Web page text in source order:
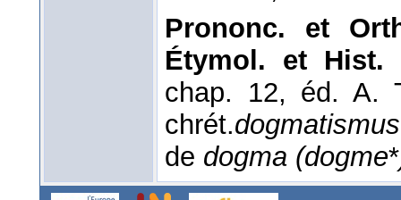
Prononc. et
Étymol. et Hist.
chap. 12, éd. A.
chrét.
de dogma (dogme*